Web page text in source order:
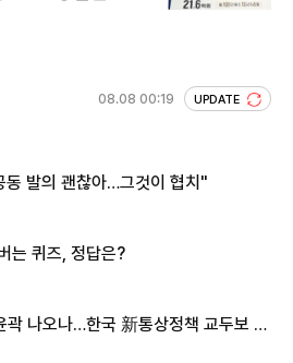
08.08 00:19 UPDATE
발의 괜찮아…그것이 협치"
는 퀴즈, 정답은?
곽 나오나…한국 新통상정책 교두보 활